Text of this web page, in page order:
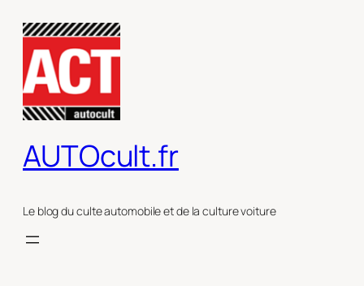
contenu
AUTOcult.fr
Le blog du culte automobile et de la culture voiture